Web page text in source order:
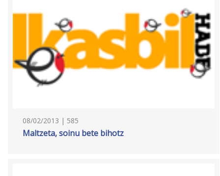
08/02/2013 | 585
Maltzeta, soinu bete bihotz